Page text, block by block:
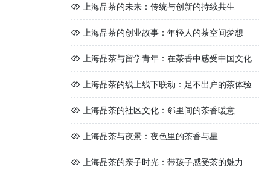
上海品茶的未来：传统与创新的持续共生
上海品茶的创业故事：年轻人的茶空间梦想
上海品茶与留学青年：在茶香中感受中国文化
上海品茶的线上线下联动：足不出户的茶体验
上海品茶的社区文化：邻里间的茶香暖意
上海品茶与夜景：夜色里的茶香与星
上海品茶的亲子时光：带孩子感受茶的魅力